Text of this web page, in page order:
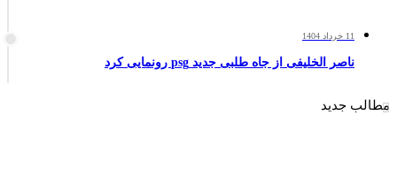
11 خرداد 1404
ناصر الخلیفی از جاه طلبی جدید psg رونمایی کرد
مطالب جدید